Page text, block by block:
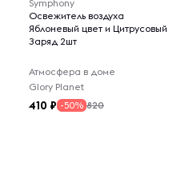
Symphony
Освежитель воздуха
Яблоневый цвет и Цитрусовый
Заряд 2шт
Атмосфера в доме
Glory Planet
410 -50% 820